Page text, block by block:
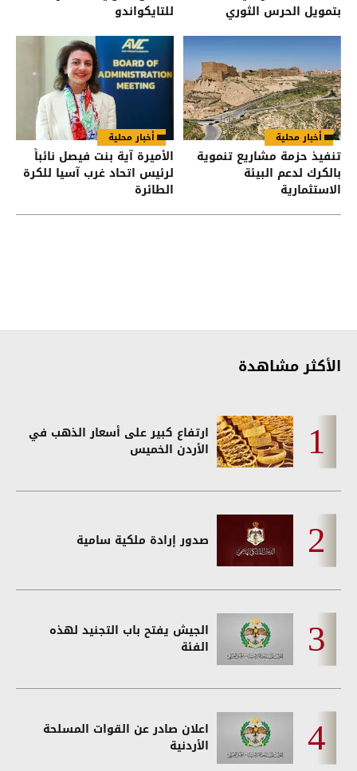
بتمويل الحرس الثوري للتايكواندو
أخبار محلية
تنفيذ حزمة مشاريع تنموية
بالكرك لدعم البيئة
الاستثمارية
أخبار محلية
الأميرة آية بنت فيصل نائباً
لرئيس اتحاد غرب آسيا للكرة
الطائرة
الأكثر مشاهدة
ارتفاع كبير على أسعار الذهب في
الأردن الخميس
صدور إرادة ملكية سامية
الجيش يفتح باب التجنيد لهذه
الفئة
اعلان صادر عن القوات المسلحة
الأردنية